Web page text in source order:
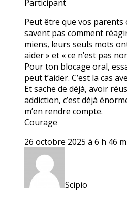
Participant
Peut être que vos parents
savent pas comment
miens, leurs seuls mots
aider » et « ce n’est pas
Pour ton blocage oral,
peut t’aider. C’est la cas
Et sache de déjà, avoir
addiction, c’est déjà
m’en rendre compte.
Courage
26 octobre 2025 à 6 h 46
Scipio